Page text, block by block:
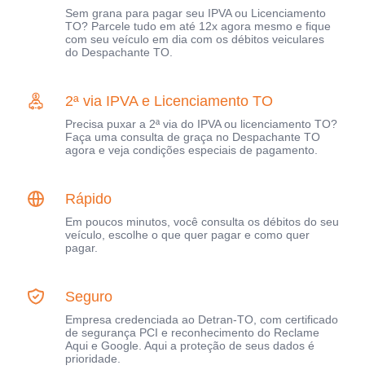
Sem grana para pagar seu IPVA ou Licenciamento
TO? Parcele tudo em até 12x agora mesmo e fique
com seu veículo em dia com os débitos veiculares
do Despachante TO.
2ª via IPVA e Licenciamento TO
Precisa puxar a 2ª via do IPVA ou licenciamento TO?
Faça uma consulta de graça no Despachante TO
agora e veja condições especiais de pagamento.
Rápido
Em poucos minutos, você consulta os débitos do seu
veículo, escolhe o que quer pagar e como quer
pagar.
Seguro
Empresa credenciada ao Detran-TO, com certificado
de segurança PCI e reconhecimento do Reclame
Aqui e Google. Aqui a proteção de seus dados é
prioridade.